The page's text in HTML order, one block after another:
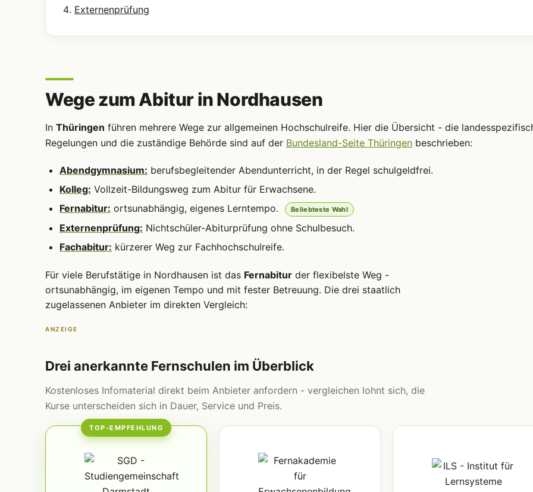
Externenprüfung
Wege zum Abitur in Nordhausen
In Thüringen führen mehrere Wege zur allgemeinen Hochschulreife. Hier die Übersicht - die
Regelungen und die zuständige Behörde sind auf der Bundesland-Seite Thüringen beschrieben:
Abendgymnasium: berufsbegleitender Abendunterricht, in der Regel schulgeldfrei.
Kolleg: Vollzeit-Bildungsweg zum Abitur für Erwachsene.
Fernabitur: ortsunabhängig, eigenes Lerntempo. Beliebteste Wahl
Externenprüfung: Nichtschüler-Abiturprüfung ohne Schulbesuch.
Fachabitur: kürzerer Weg zur Fachhochschulreife.
Für viele Berufstätige in Nordhausen ist das Fernabitur der flexibelste Weg -
ortsunabhängig, im eigenen Tempo und mit fester Betreuung. Die drei staatlich
zugelassenen Anbieter im direkten Vergleich:
ANZEIGE
Drei anerkannte Fernschulen im Überblick
Kostenloses Infomaterial direkt beim Anbieter anfordern - vergleichen lohnt sich, die
Kurse unterscheiden sich in Dauer, Service und Preis.
TOP-EMPFEHLUNG